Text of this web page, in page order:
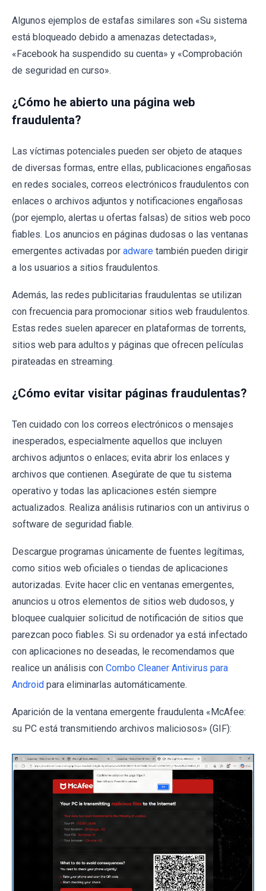
Algunos ejemplos de estafas similares son «Su sistema
está bloqueado debido a amenazas detectadas»,
«Facebook ha suspendido su cuenta» y «Comprobación
de seguridad en curso».
¿Cómo he abierto una página web
fraudulenta?
Las víctimas potenciales pueden ser objeto de ataques
de diversas formas, entre ellas, publicaciones engañosas
en redes sociales, correos electrónicos fraudulentos con
enlaces o archivos adjuntos y notificaciones engañosas
(por ejemplo, alertas u ofertas falsas) de sitios web poco
fiables. Los anuncios en páginas dudosas o las ventanas
emergentes activadas por adware también pueden dirigir
a los usuarios a sitios fraudulentos.
Además, las redes publicitarias fraudulentas se utilizan
con frecuencia para promocionar sitios web fraudulentos.
Estas redes suelen aparecer en plataformas de torrents,
sitios web para adultos y páginas que ofrecen películas
pirateadas en streaming.
¿Cómo evitar visitar páginas fraudulentas?
Ten cuidado con los correos electrónicos o mensajes
inesperados, especialmente aquellos que incluyen
archivos adjuntos o enlaces; evita abrir los enlaces y
archivos que contienen. Asegúrate de que tu sistema
operativo y todas las aplicaciones estén siempre
actualizados. Realiza análisis rutinarios con un antivirus o
software de seguridad fiable.
Descargue programas únicamente de fuentes legítimas,
como sitios web oficiales o tiendas de aplicaciones
autorizadas. Evite hacer clic en ventanas emergentes,
anuncios u otros elementos de sitios web dudosos, y
bloquee cualquier solicitud de notificación de sitios que
parezcan poco fiables. Si su ordenador ya está infectado
con aplicaciones no deseadas, le recomendamos que
realice un análisis con Combo Cleaner Antivirus para
Android para eliminarlas automáticamente.
Aparición de la ventana emergente fraudulenta «McAfee:
su PC está transmitiendo archivos maliciosos» (GIF):